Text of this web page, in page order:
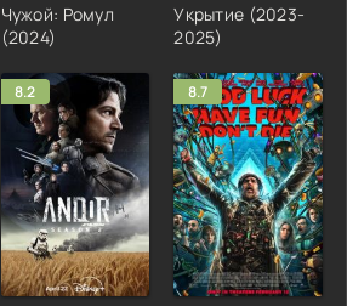
Чужой: Ромул
(2024)
Укрытие (2023-
2025)
8.2 8.7